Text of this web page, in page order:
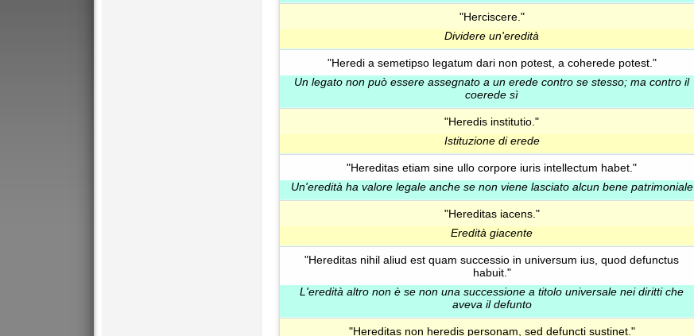
"Herciscere."
Dividere un'eredità
"Heredi a semetipso legatum dari non potest, a coherede potest."
Un legato non può essere assegnato a un erede contro se stesso; ma contro il
coerede sì
"Heredis institutio."
Istituzione di erede
"Hereditas etiam sine ullo corpore iuris intellectum habet."
Un'eredità ha valore legale anche se non viene lasciato alcun bene patrimoniale
"Hereditas iacens."
Eredità giacente
"Hereditas nihil aliud est quam successio in universum ius, quod defunctus
habuit."
L'eredità altro non è se non una successione a titolo universale nei diritti che
aveva il defunto
"Hereditas non heredis personam, sed defuncti sustinet."